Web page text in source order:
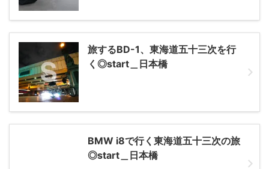
旅するBD-1、東海道五十三次を行
く◎start＿日本橋
BMW i8で行く東海道五十三次の旅
◎start＿日本橋